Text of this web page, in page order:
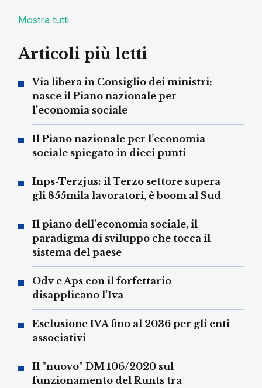
Mostra tutti
Articoli più letti
Via libera in Consiglio dei ministri:
nasce il Piano nazionale per
l’economia sociale
Il Piano nazionale per l’economia
sociale spiegato in dieci punti
Inps-Terzjus: il Terzo settore supera
gli 855mila lavoratori, è boom al Sud
Il piano dell'economia sociale, il
paradigma di sviluppo che tocca il
sistema del paese
Odv e Aps con il forfettario
disapplicano l’Iva
Esclusione IVA fino al 2036 per gli enti
associativi
Il "nuovo" DM 106/2020 sul
funzionamento del Runts tra